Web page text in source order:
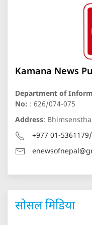
Kamana News
Department of
No: : 626/074-075
Address:
+977 01-
सोसल मिडिया